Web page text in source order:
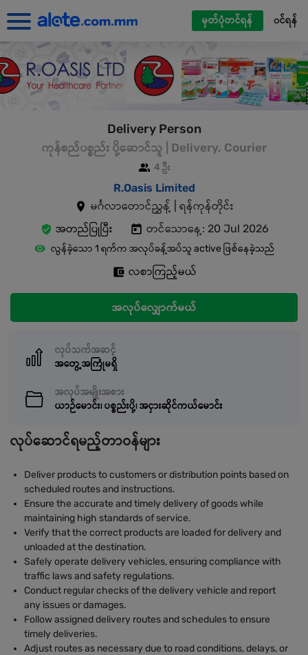
မှတ်ပုံတင်ရန် ၀င်ရန်
Delivery Person
ကုန်စည်ပစ္စည်း ပို့ဆောင်သူ | Delivery, Courier
4 ဦး
R.Oasis Limited
မင်္ဂလာတောင်ညွှန့် | ရန်ကုန်တိုင်း
အတည်ပြုပြီး
တင်သောနေ့: 20 Jul 2026
လွန်ခဲ့သော 1 ရက်က အလုပ်ခန့်အပ်သူ active ဖြစ်နေခဲ့သည်
လစာကြည့်မယ်
အလုပ်လျှောက်မယ်
လုပ်သက်အဆင့်
အတွေ့အကြုံမရှိ
အလုပ်အမျိုးအစား
ယာဉ်မောင်း၊ ပစ္စည်းပို့၊ အငှားဆိုင်ကယ်မောင်း
လုပ်ဆောင်ရမည့်တာဝန်များ
Deliver products to customers or distribution points based on
scheduled routes and instructions.
Ensure the accurate and timely delivery of goods while
maintaining high standards of service.
Verify that the correct products are loaded for delivery and
unloaded at the destination.
Safely operate delivery vehicles, ensuring compliance with
traffic laws and safety regulations.
Conduct regular checks of the delivery vehicle and report
any issues or damages.
Follow assigned delivery routes and schedules to ensure
timely deliveries.
Adjust routes as necessary due to road conditions, delays, or